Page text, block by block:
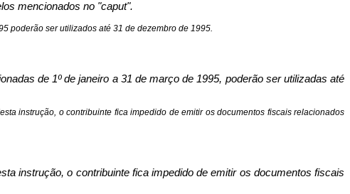
mencionados no "caput".
poderão ser utilizados até 31 de dezembro de 1995.
de 1º de janeiro a 31 de março de 1995, poderão ser utilizadas até
instrução, o contribuinte fica impedido de emitir os documentos fiscais relacionados
instrução, o contribuinte fica impedido de emitir os documentos fiscais